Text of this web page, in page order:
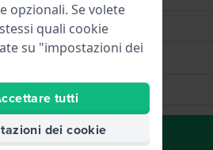
lista dei desideri
opzionali. Se volete
quali cookie
su "impostazioni dei
tutti
dei cookie